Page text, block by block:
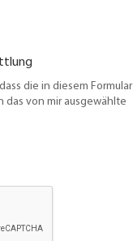
die in diesem Formular
das von mir ausgewählte